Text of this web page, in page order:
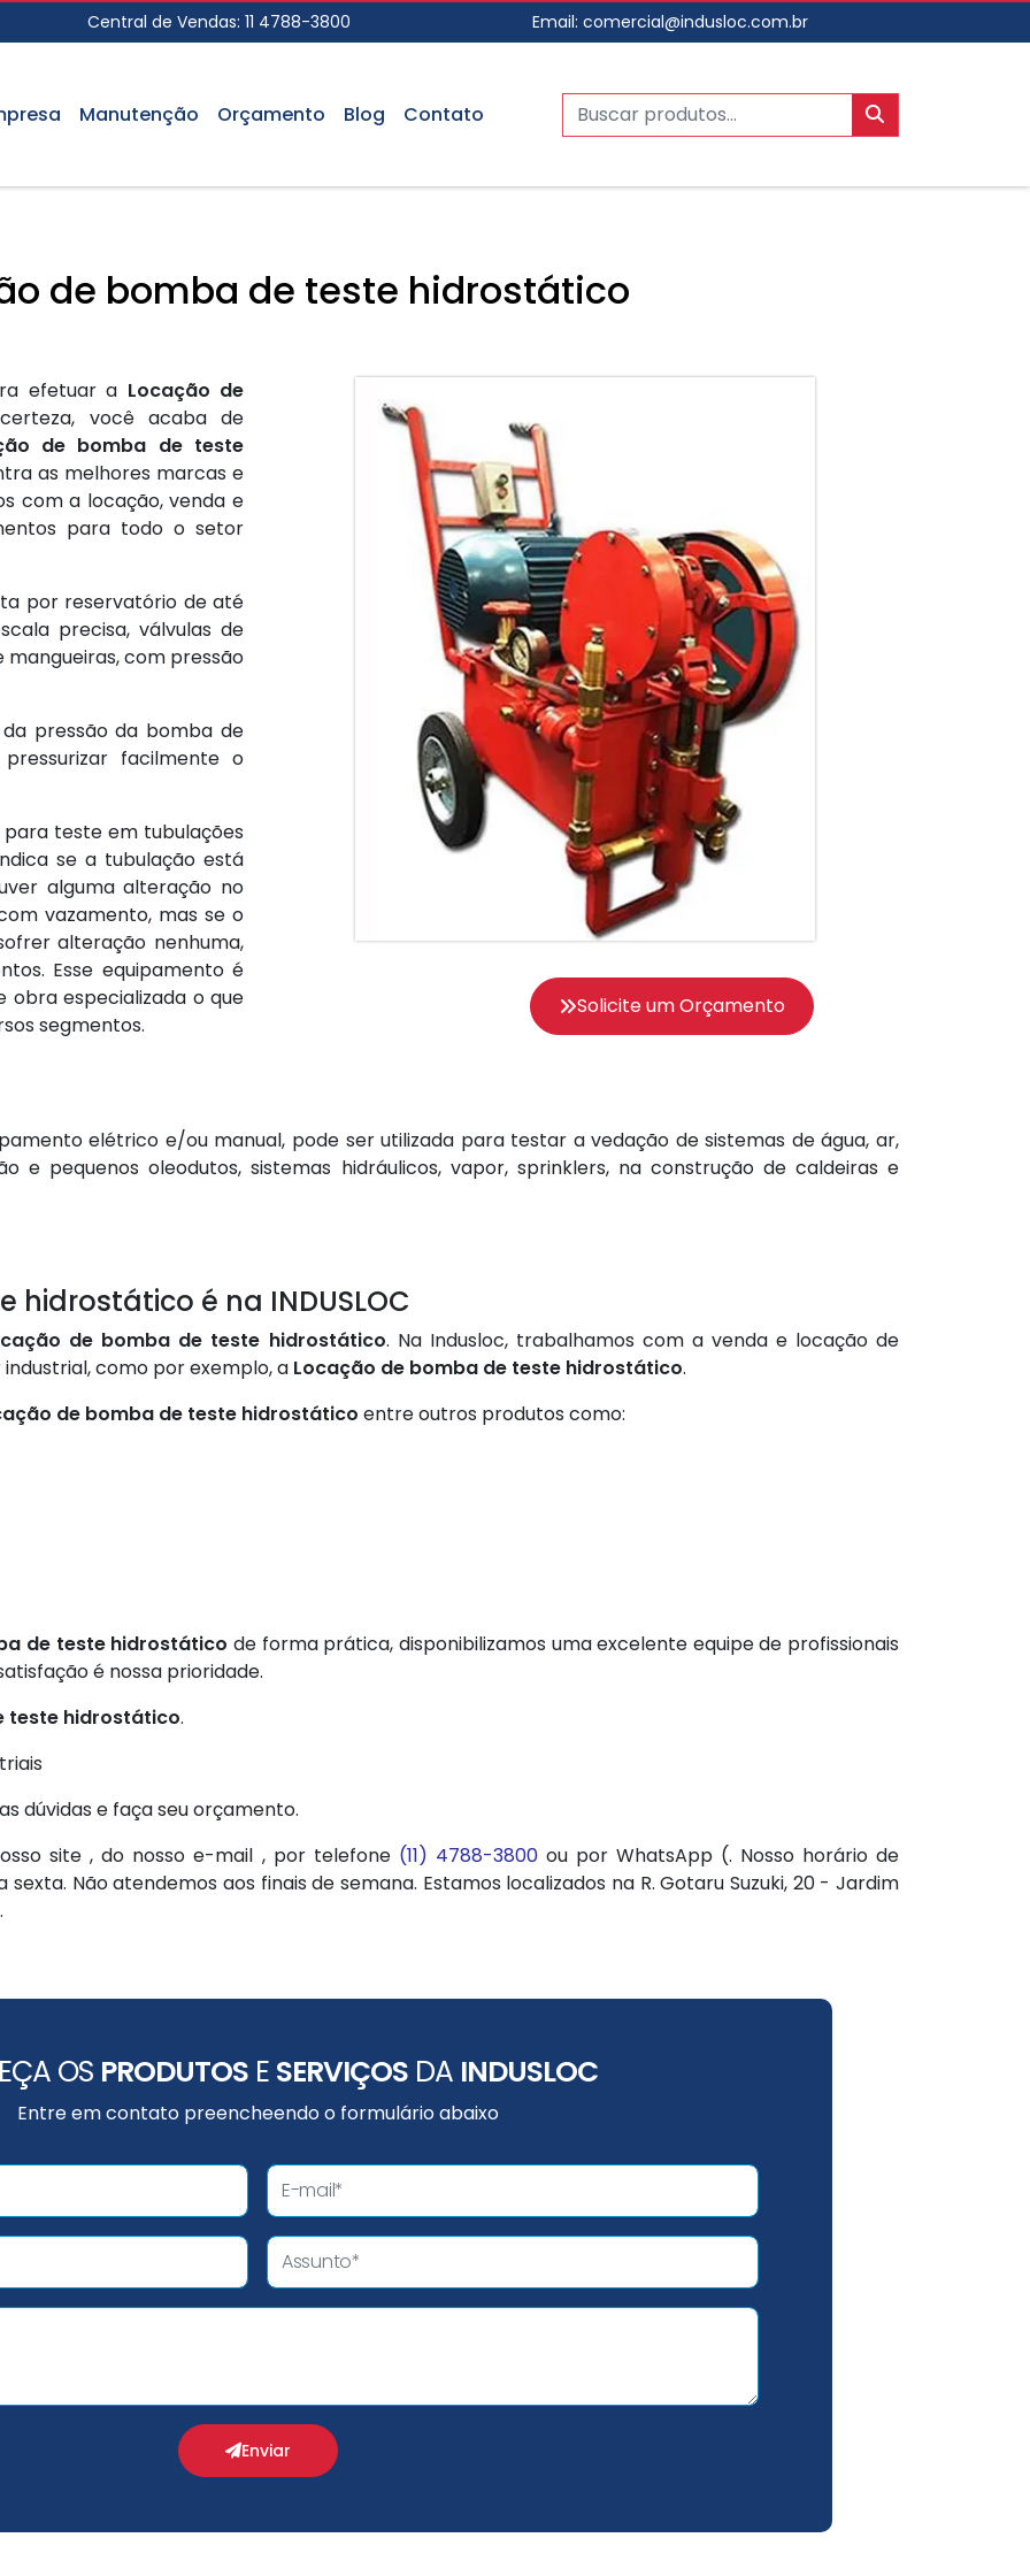
Central de Vendas: 11 4788-3800 Email: comercial@indusloc.com.br
Manutenção Orçamento Blog Contato
de bomba de teste hidrostático
efetuar a Locação de
você acaba de
de bomba de teste
as melhores marcas e
com a locação, venda e
para todo o setor
por reservatório de até
precisa, válvulas de
mangueiras, com pressão
pressão da bomba de
facilmente o
teste em tubulações
se a tubulação está
alguma alteração no
vazamento, mas se o
alteração nenhuma,
Esse equipamento é
obra especializada o que
segmentos.
Solicite um Orçamento
elétrico e/ou manual, pode ser utilizada para testar a vedação de sistemas de água, ar,
e pequenos oleodutos, sistemas hidráulicos, vapor, sprinklers, na construção de caldeiras e
é na INDUSLOC
de bomba de teste hidrostático. Na Indusloc, trabalhamos com a venda e locação de
como por exemplo, a Locação de bomba de teste hidrostático.
de bomba de teste hidrostático entre outros produtos como:
de teste hidrostático de forma prática, disponibilizamos uma excelente equipe de profissionais
é nossa prioridade.
teste hidrostático.
dúvidas e faça seu orçamento.
site , do nosso e-mail , por telefone (11) 4788-3800ou por WhatsApp (. Nosso horário de
Não atendemos aos finais de semana. Estamos localizados na R. Gotaru Suzuki, 20 - Jardim
OS PRODUTOSE SERVIÇOSDA INDUSLOC
Entre em contato preencheendo o formulário abaixo
Enviar